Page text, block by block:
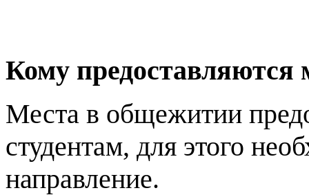
Кому
Места в общежитии
студентам, для этого
направление.